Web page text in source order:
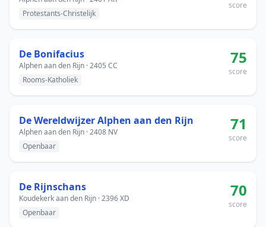
Protestants-Christelijk
score
De Bonifacius
Alphen aan den Rijn · 2405 CC
Rooms-Katholiek
75
score
De Wereldwijzer Alphen aan den Rijn
Alphen aan den Rijn · 2408 NV
Openbaar
71
score
De Rijnschans
Koudekerk aan den Rijn · 2396 XD
Openbaar
70
score